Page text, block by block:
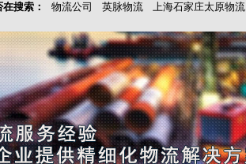
搜索： 物流公司 英脉物流 上海石家庄太原物流
合专业定制物流 上海石家庄太原综合专业定制物流